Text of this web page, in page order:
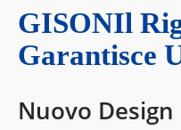
GISONIl
Garantisce
Nuovo